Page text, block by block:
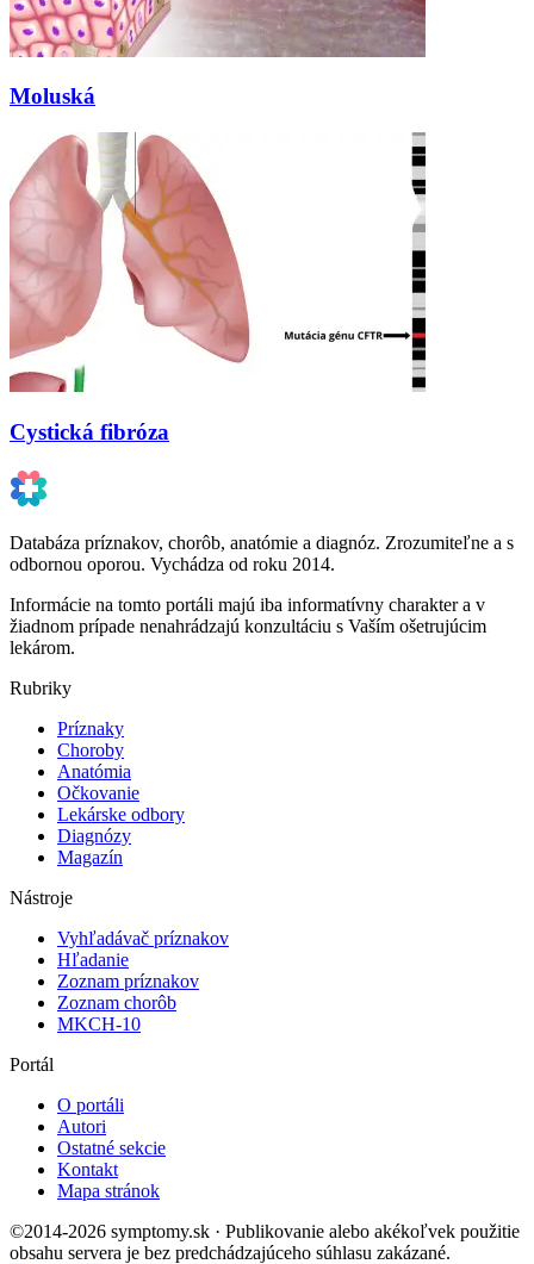
Moluská
Cystická fibróza
Databáza príznakov, chorôb, anatómie a diagnóz. Zrozumiteľne a s
odbornou oporou. Vychádza od roku 2014.
Informácie na tomto portáli majú iba informatívny charakter a v
žiadnom prípade nenahrádzajú konzultáciu s Vaším ošetrujúcim
lekárom.
Rubriky
Príznaky
Choroby
Anatómia
Očkovanie
Lekárske odbory
Diagnózy
Magazín
Nástroje
Vyhľadávač príznakov
Hľadanie
Zoznam príznakov
Zoznam chorôb
MKCH-10
Portál
O portáli
Autori
Ostatné sekcie
Kontakt
Mapa stránok
©2014-2026 symptomy.sk · Publikovanie alebo akékoľvek použitie
obsahu servera je bez predchádzajúceho súhlasu zakázané.